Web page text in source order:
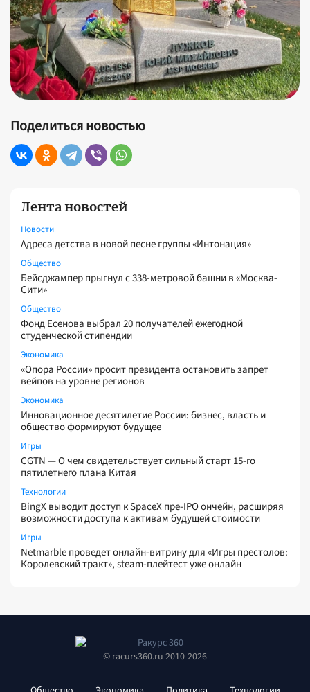
Лента новостей
Новости
Адреса детства в новой песне группы «Интонация»
Общество
Бейсджампер прыгнул с 338-метровой башни в «Москва-
Сити»
Общество
Фонд Есенова выбрал 20 получателей ежегодной
студенческой стипендии
Экономика
«Опора России» просит президента остановить запрет
вейпов на уровне регионов
Экономика
Инновационное десятилетие России: бизнес, власть и
общество формируют будущее
Игры
CGTN — О чем свидетельствует сильный старт 15-го
пятилетнего плана Китая
Технологии
BingX выводит доступ к SpaceX пре-IPO ончейн, расширяя
возможности доступа к активам будущей стоимости
Игры
Netmarble проведет онлайн-витрину для «Игры престолов:
Королевский тракт», steam-плейтест уже онлайн
Поделиться новостью
© racurs360.ru 2010-2026